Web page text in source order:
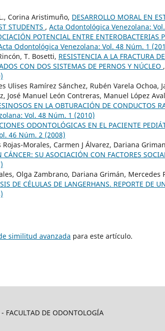
Corina Aristimuño, DESARROLLO MORAL EN
STUDENTS , Acta Odontológica Venezolana:
POTENCIAL ENTRE ENTEROBACTERIAS
Odontológica Venezolana: Vol. 48 Núm. 1
T. Bosetti, RESISTENCIA A LA FRACTURA
CON DOS SISTEMAS DE PERNOS Y NÚCLEO ,
Ulises Ramírez Sánchez, Rubén Varela Ochoa,
José Manuel León Contreras, Manuel López
EN LA OBTURACIÓN DE CONDUCTOS
Vol. 48 Núm. 1 (2010)
ODONTOLÓGICAS EN EL PACIENTE
46 Núm. 2 (2008)
Morales, Carmen J Álvarez, Dariana
SU ASOCIACIÓN CON FACTORES
Olga Zambrano, Dariana Grimán, Mercedes
DE CÉLULAS DE LANGERHANS. REPORTE DE
similitud avanzada para este artículo.
FACULTAD DE ODONTOLOGÍA